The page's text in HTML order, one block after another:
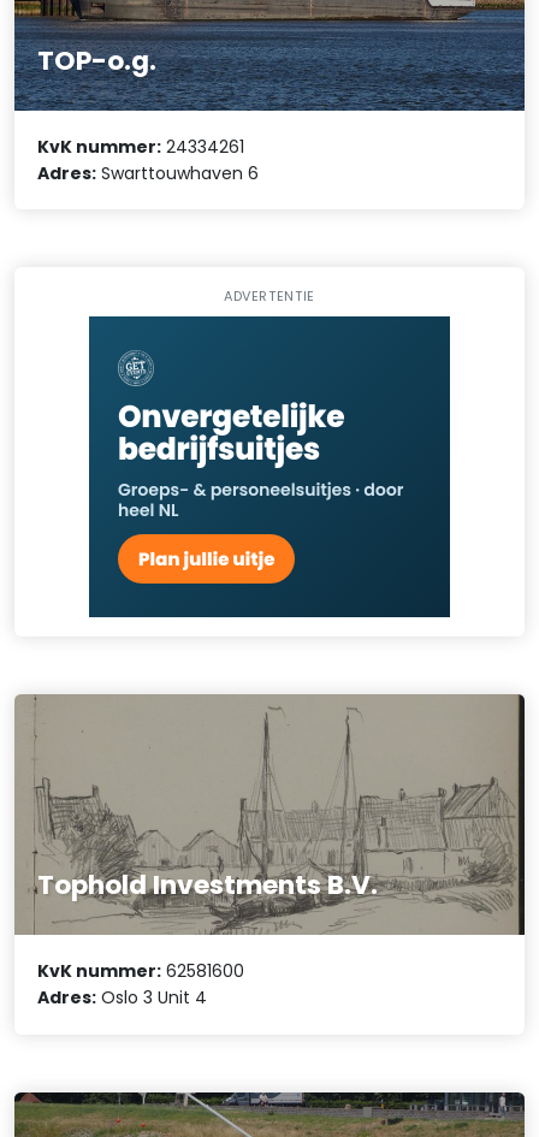
TOP-o.g.
KvK nummer: 24334261
Adres: Swarttouwhaven 6
ADVERTENTIE
Tophold Investments B.V.
KvK nummer: 62581600
Adres: Oslo 3 Unit 4